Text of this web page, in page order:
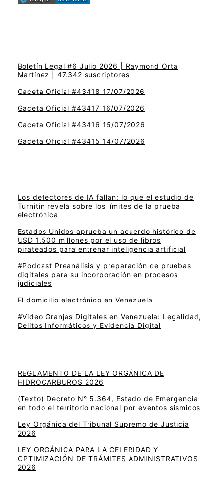
Boletín Legal #6 Julio 2026 | Raymond Orta
Martínez | 47.342 suscriptores
Gaceta Oficial #43418 17/07/2026
Gaceta Oficial #43417 16/07/2026
Gaceta Oficial #43416 15/07/2026
Gaceta Oficial #43415 14/07/2026
Los detectores de IA fallan: lo que el estudio de
Turnitin revela sobre los límites de la prueba
electrónica
Estados Unidos aprueba un acuerdo histórico de
USD 1.500 millones por el uso de libros
pirateados para entrenar inteligencia artificial
#Podcast Preanálisis y preparación de pruebas
digitales para su incorporación en procesos
judiciales
El domicilio electrónico en Venezuela
#Video Granjas Digitales en Venezuela: Legalidad,
Delitos Informáticos y Evidencia Digital
REGLAMENTO DE LA LEY ORGÁNICA DE
HIDROCARBUROS 2026
(Texto) Decreto N° 5.364, Estado de Emergencia
en todo el territorio nacional por eventos sismicos
Ley Orgánica del Tribunal Supremo de Justicia
2026
LEY ORGÁNICA PARA LA CELERIDAD Y
OPTIMIZACIÓN DE TRÁMITES ADMINISTRATIVOS
2026